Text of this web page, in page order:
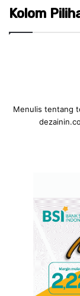
Kolom
Menulis tentang